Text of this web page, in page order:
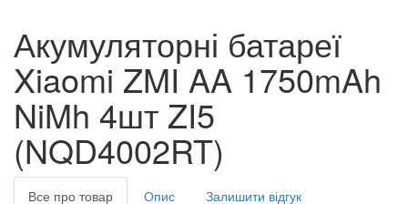
Акумуляторні батареї
Xiaomi ZMI AA 1750mAh
NiMh 4шт ZI5
(NQD4002RT)
Все про товар Опис Залишити відгук